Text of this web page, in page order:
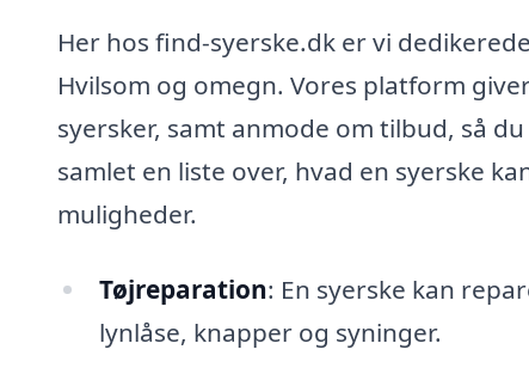
Her hos find-syerske.dk er vi
Hvilsom og omegn. Vores platform
syersker, samt anmode om tilbud, så
samlet en liste over, hvad en syerske
muligheder.
Tøjreparation: En syerske kan
lynlåse, knapper og syninger.